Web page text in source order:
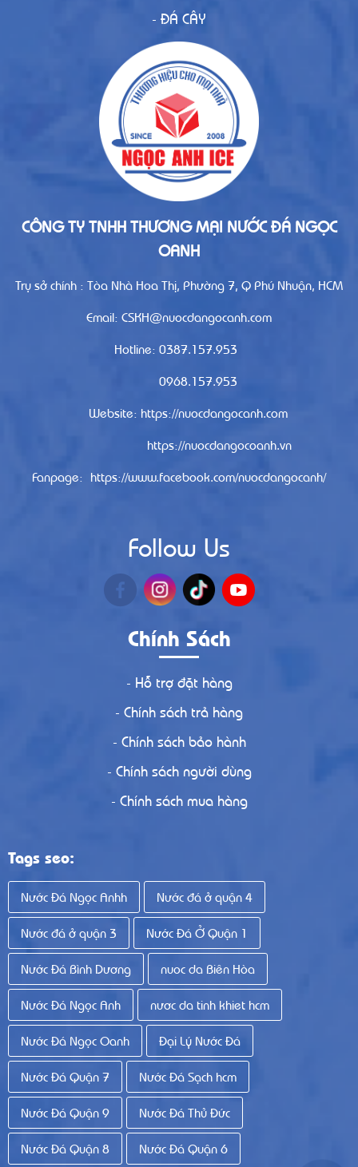
- ĐÁ CÂY
CÔNG TY TNHH THƯƠNG MẠI NƯỚC ĐÁ NGỌC
OANH
Trụ sở chính : Tòa Nhà Hoa Thị, Phường 7, Q Phú Nhuận, HCM
Email: CSKH@nuocdangocanh.com
Hotline: 0387.157.953
0968.157.953
Website: https://nuocdangocanh.com
https://nuocdangocoanh.vn
Fanpage: https://www.facebook.com/nuocdangocanh/
Follow Us
Chính Sách
- Hỗ trợ đặt hàng
- Chính sách trả hàng
- Chính sách bảo hành
- Chính sách người dùng
- Chính sách mua hàng
Tags seo:
Nước Đá Ngọc Anhh Nước đá ở quận 4
Nước đá ở quận 3 Nước Đá Ở Quận 1
Nước Đá Bình Dương nuoc da Biên Hòa
Nước Đá Ngọc Anh nươc da tinh khiet hcm
Nước Đá Ngọc Oanh Đại Lý Nước Đá
Nước Đá Quận 7 Nước Đá Sạch hcm
Nước Đá Quận 9 Nước Đá Thủ Đức
Nước Đá Quận 8 Nước Đá Quận 6